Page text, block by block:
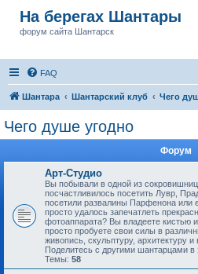
На берегах Шантары
форум сайта Шантарск
FAQ
Шантара Шантарский клуб Чего
Чего душе угодно
Форум
Арт-Студио
Вы побывали в одной из
посчастливилось посетить Лувр,
посетили развалины Парфенона или
просто удалось запечатлеть
фотоаппарата? Вы владеете кистью
просто пробуете свои силы в
живопись, скульптуру, архитектуру
Поделитесь с другими шантарцами в
Темы: 58